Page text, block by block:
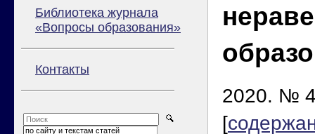
Библиотека журнала
«Вопросы образования»
Контакты
по сайту и текстам статей
2020. №
[